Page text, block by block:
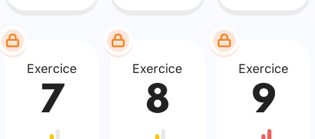
Exercice
7
Exercice
8
Exercice
9